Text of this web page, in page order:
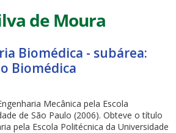
de Moura
Biomédica - subárea:
Biomédica
Mecânica pela Escola
de São Paulo (2006). Obteve o título
pela Escola Politécnica da Universidade